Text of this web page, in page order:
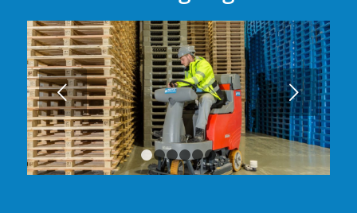
Weiter
1 2 3